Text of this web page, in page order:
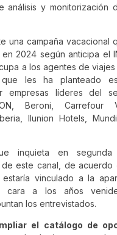
análisis y monitorización
una campaña vacacional
2024 según anticipa el
a los agentes de
les ha planteado
empresas líderes del
Beroni, Carrefour
Ilunion Hotels,
inquieta en
este canal, de acuerdo
estaría vinculado a la
cara a los años
los entrevistados.
el catálogo de